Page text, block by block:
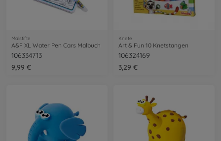
Malstifte
A&F XL Water Pen Cars Malbuch
106334713
9,99 €
Knete
Art & Fun 10 Knetstangen
106324169
3,29 €